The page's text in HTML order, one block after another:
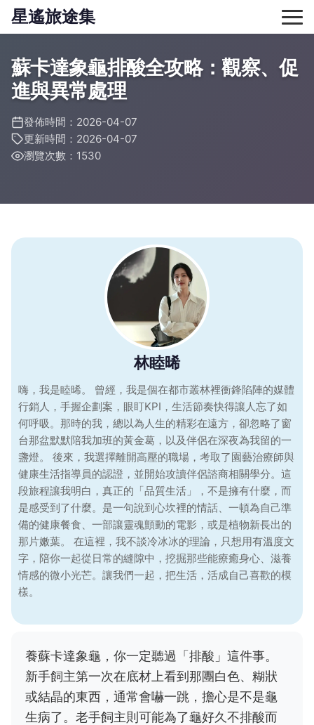
星遙旅途集
蘇卡達象龜排酸全攻略：觀察、促
進與異常處理
發佈時間：2026-04-07
更新時間：2026-04-07
瀏覽次數：1530
林睦晞
嗨，我是睦晞。 曾經，我是個在都市叢林裡衝鋒陷陣的媒體
行銷人，手握企劃案，眼盯KPI，生活節奏快得讓人忘了如
何呼吸。那時的我，總以為人生的精彩在遠方，卻忽略了窗
台那盆默默陪我加班的黃金葛，以及伴侶在深夜為我留的一
盞燈。 後來，我選擇離開高壓的職場，考取了園藝治療師與
健康生活指導員的認證，並開始攻讀伴侶諮商相關學分。這
段旅程讓我明白，真正的「品質生活」，不是擁有什麼，而
是感受到了什麼。是一句說到心坎裡的情話、一頓為自己準
備的健康餐食、一部讓靈魂顫動的電影，或是植物新長出的
那片嫩葉。 在這裡，我不談冷冰冰的理論，只想用有溫度文
字，陪你一起從日常的縫隙中，挖掘那些能療癒身心、滋養
情感的微小光芒。讓我們一起，把生活，活成自己喜歡的模
樣。
養蘇卡達象龜，你一定聽過「排酸」這件事。
新手飼主第一次在底材上看到那團白色、糊狀
或結晶的東西，通常會嚇一跳，擔心是不是龜
生病了。老手飼主則可能為了龜好久不排酸而